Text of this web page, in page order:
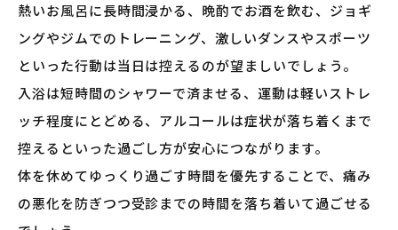
熱いお風呂に長時間浸かる、晩酌でお酒を飲む、ジョギ
ングやジムでのトレーニング、激しいダンスやスポーツ
といった行動は当日は控えるのが望ましいでしょう。
入浴は短時間のシャワーで済ませる、運動は軽いストレ
ッチ程度にとどめる、アルコールは症状が落ち着くまで
控えるといった過ごし方が安心につながります。
体を休めてゆっくり過ごす時間を優先することで、痛み
の悪化を防ぎつつ受診までの時間を落ち着いて過ごせる